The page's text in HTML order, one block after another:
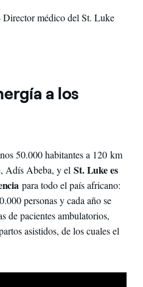
médico del St. Luke
a los
50.000 habitantes a 120 km
Adís Abeba, y el St. Luke es
para todo el país africano:
personas y cada año se
de pacientes ambulatorios,
asistidos, de los cuales el